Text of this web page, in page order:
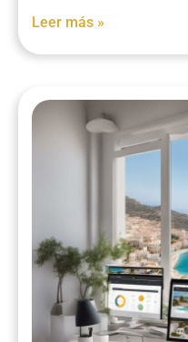
Leer más »